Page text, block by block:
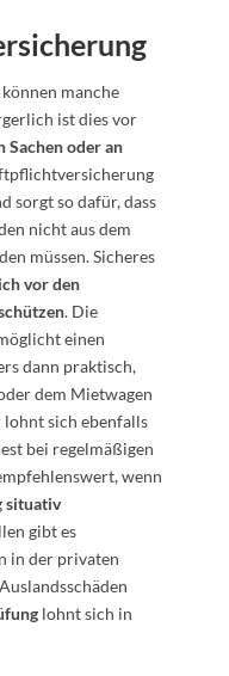
manche
ist dies vor
Sachen oder an
sorgt so dafür, dass
nicht aus dem
müssen. Sicheres
vor den
. Die
einen
dann praktisch,
dem Mietwagen
sich ebenfalls
bei regelmäßigen
wenn
situativ
gibt es
in der privaten
lohnt sich in